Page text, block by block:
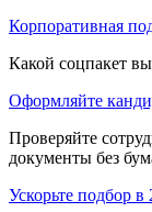
Корпоративная
Какой соцпакет
Оформляйте
Проверяйте
документы без
Ускорьте подбор в